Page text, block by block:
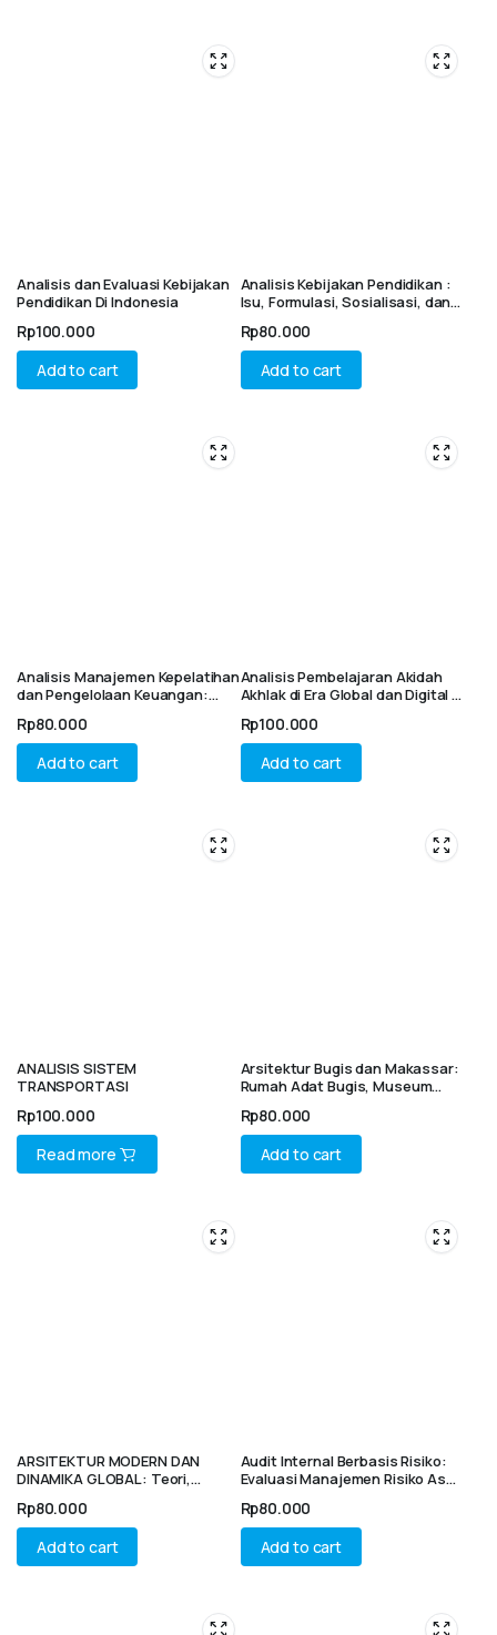
Analisis dan Evaluasi Kebijakan
Pendidikan Di Indonesia
Rp100.000
Add to cart
Analisis Kebijakan Pendidikan :
Isu, Formulasi, Sosialisasi, dan
Merdeka dalam Pendidikan
Formal di Indonesia
Rp80.000
Add to cart
Analisis Manajemen Kepelatihan
dan Pengelolaan Keuangan:
Pembinaan Atlet Di Akademi
Bola Basket
Rp80.000
Add to cart
Analisis Pembelajaran Akidah
Akhlak di Era Global dan Digital :
Tantangan dan Inovasi
Pendidikan
Rp100.000
Add to cart
ANALISIS SISTEM
TRANSPORTASI
Rp100.000
Read more
Arsitektur Bugis dan Makassar:
Rumah Adat Bugis, Museum
Rp80.000
Add to cart
ARSITEKTUR MODERN DAN
DINAMIKA GLOBAL: Teori,
Rp80.000
Add to cart
Audit Internal Berbasis Risiko:
Evaluasi Manajemen Risiko Aset
Rp80.000
Add to cart